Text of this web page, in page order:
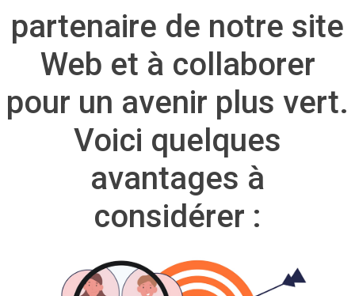
partenaire de notre site
Web et à collaborer
pour un avenir plus vert.
Voici quelques
avantages à
considérer :